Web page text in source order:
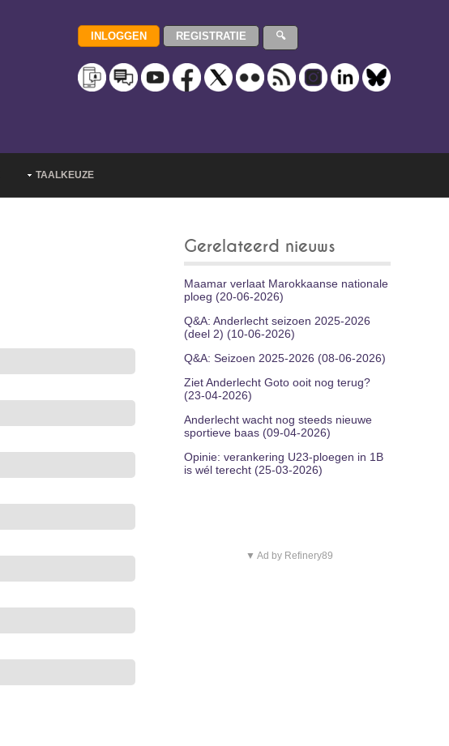
TAALKEUZE
Gerelateerd nieuws
Maamar verlaat Marokkaanse nationale
ploeg (20-06-2026)
Q&A: Anderlecht seizoen 2025-2026
(deel 2) (10-06-2026)
Q&A: Seizoen 2025-2026 (08-06-2026)
Ziet Anderlecht Goto ooit nog terug?
(23-04-2026)
Anderlecht wacht nog steeds nieuwe
sportieve baas (09-04-2026)
Opinie: verankering U23-ploegen in 1B
is wél terecht (25-03-2026)
▼ Ad by Refinery89